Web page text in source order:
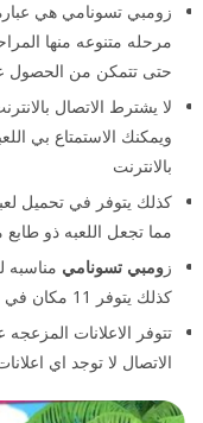
مرحله متنوعه منها
حتى تتمكن من الحصول
لا يشترط الاتصال
ويمكنك الاستمتاع بي
بالانترنت
مما تجعل اللعبه ذو طابع
ز ومبي تسونامي مناسبه
كذلك يتوفر 11 مكان في الاصدارات الاخيره من اللعبه
تتوفر الاعلانات
الاتصال لا توجد اي